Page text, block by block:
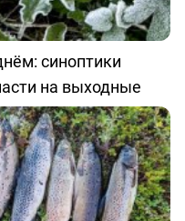
синоптики
на выходные